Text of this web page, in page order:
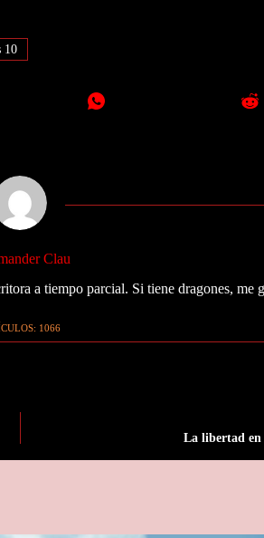
10
Clau
a tiempo parcial. Si tiene dragones, me
1066
La libertad en